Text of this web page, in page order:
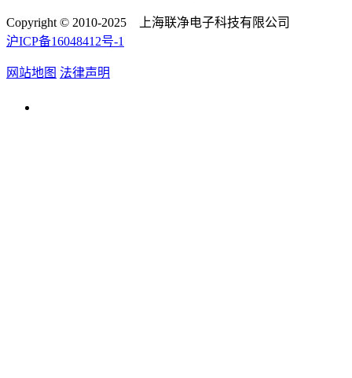
Copyright © 2010-2025 上海联净电子科技有限公司
沪ICP备16048412号-1
网站地图 法律声明